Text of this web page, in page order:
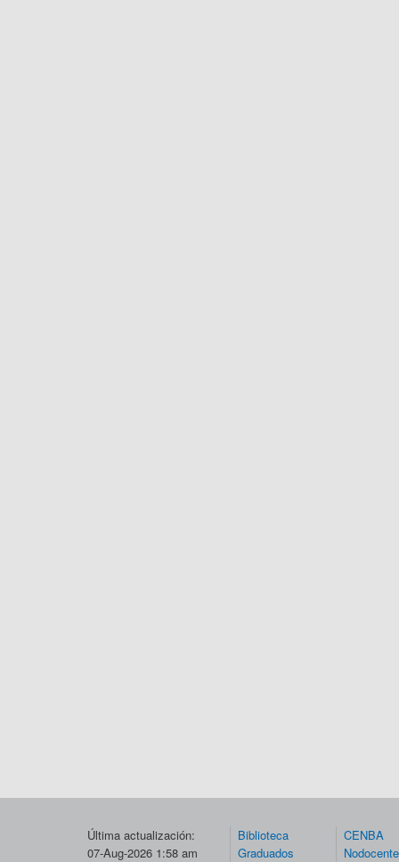
Última actualización:
07-Aug-2026 1:58 am
Biblioteca
Graduados
CENBA